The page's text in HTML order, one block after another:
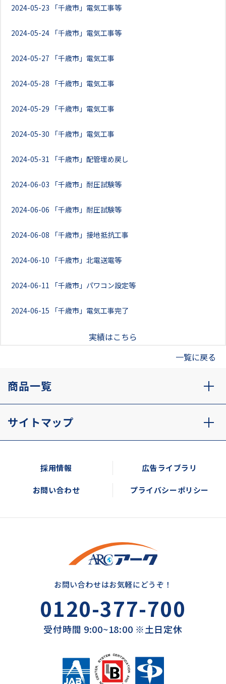
2024-05-23 「千歳市」電気工事等
2024-05-24 「千歳市」電気工事等
2024-05-27 「千歳市」電気工事
2024-05-28 「千歳市」電気工事
2024-05-29 「千歳市」電気工事
2024-05-30 「千歳市」電気工事
2024-05-31 「千歳市」配管埋め戻し
2024-06-03 「千歳市」耐圧試験等
2024-06-06 「千歳市」耐圧試験等
2024-06-08 「千歳市」接地抵抗工事
2024-06-10 「千歳市」北電送電等
2024-06-11 「千歳市」パワコン設定等
2024-06-15 「千歳市」電気工事完了
実績はこちら
一覧に戻る
商品一覧
サイトマップ
採用情報 広告ライブラリ
お問い合わせ プライバシーポリシー
お問い合わせはお気軽にどうぞ！
0120-377-700
受付時間 9:00~18:00 ※土日定休